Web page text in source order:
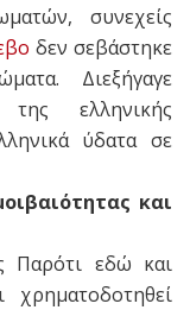
συνεχείς
δεν σεβάστηκε
Διεξήγαγε
της ελληνικής
ύδατα σε
και
Παρότι εδώ και
χρηματοδοτηθεί